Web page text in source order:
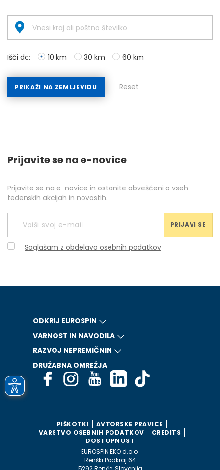
Išči do: 10 km 30 km 60 km
PRIKAŽI NA ZEMLJEVIDU Reset
Prijavite se na e-novice
Prijavite se na e-novice in ostanite obveščeni o vseh
tedenskih akcijah in novostih.
PRIJAVI SE
Soglašam z obdelavo osebnih podatkov
ODKRIJ EUROSPIN
VARNOST IN NAVODILA
RAZVOJ NEPREMIČNIN
DRUŽABNA OMREŽJA
PIŠKOTKI
AVTORSKE PRAVICE
VARSTVO OSEBNIH PODATKOV
CREDITS
DOSTOPNOST
EUROSPIN EKO d.o.o.
Renški Podkraj 64
5292 Renče, Slovenija